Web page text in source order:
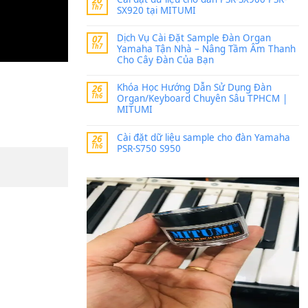
Trang hợp âm chưa cập
KháchtrongLỡ làng
30 Tháng 9, 2025
BÀI MỚI VIẾT
Th7
ban nhạc, ca sĩ.
Th7
SX920 tại MITUMI
07
Dịch Vụ Cài Đặt
Yamaha Tận Nhà –
Cho Cây Đàn Của Bạn
26
Th6
Khóa Học Hướng Dẫn
Organ/Keyboard
MITUMI